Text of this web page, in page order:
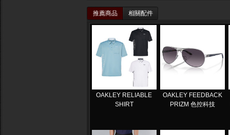
推薦商品 相關配件
OAKLEY RELIABLE
SHIRT
OAKLEY FEEDBACK
PRIZM 色控科技